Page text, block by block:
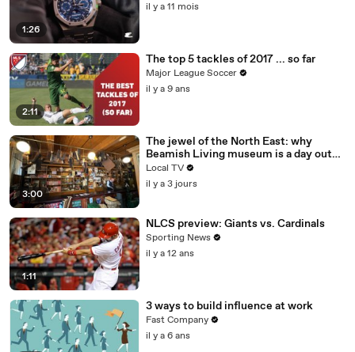
1:26
il y a 11 mois
2:11
The top 5 tackles of 2017 ... so far
Major League Soccer
il y a 9 ans
3:00
The jewel of the North East: why
Beamish Living museum is a day out
like no other
Local TV
il y a 3 jours
1:11
NLCS preview: Giants vs. Cardinals
Sporting News
il y a 12 ans
3 ways to build influence at work
Fast Company
il y a 6 ans